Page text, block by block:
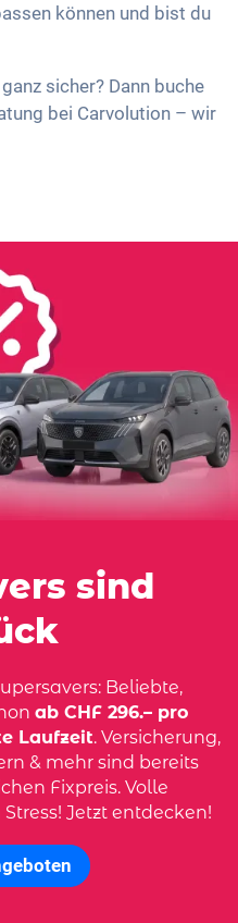
können und bist du
sicher? Dann buche
bei Carvolution – wir
sind
Beliebte,
ab CHF 296.– pro
Laufzeit. Versicherung,
& mehr sind bereits
Fixpreis. Volle
Jetzt entdecken!